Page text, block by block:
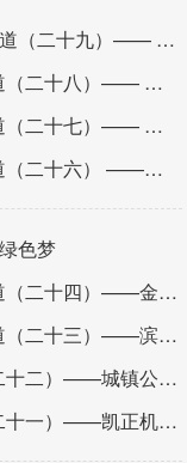
江阴市“点赞守法诚信示范企业”系列报道（二十九）—— 苏青之路：大道至简，诚信归一
江阴市点赞守法诚信示范企业系列报道（二十八）—— 苏糖烟酒：用感恩的心做人，用专业的心做事
江阴市点赞守法诚信示范企业系列报道（二十七）—— 江阴节流：诚信为本 共创辉煌
江阴市点赞守法诚信示范企业系列报道（二十六） ——丰源热能：严保品质 口碑载道
色梦
江阴市点赞守法诚信示范企业系列报道（二十四）——金盛建材：天道酬勤 以诚待人 以德为邻
江阴市点赞守法诚信示范企业系列报道（二十三）——滨江装饰幕墙：以诚立身 口碑为王
江阴市点赞守法诚信企业系列报道（二十二）——城镇公交：一心为乘客 诚信经营打造服务品牌
江阴市点赞守法诚信企业系列报道（二十一）——凯正机械：诚信勤奋 守正笃实